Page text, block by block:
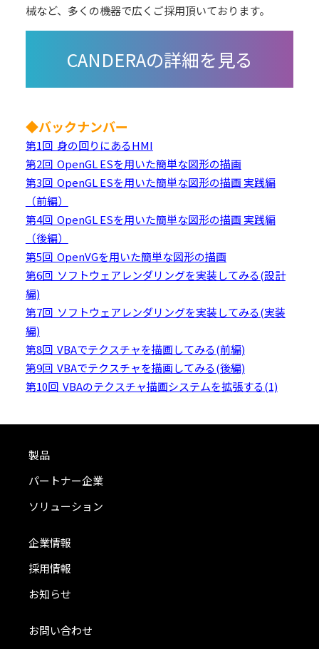
械など、多くの機器で広くご採用頂いております。
◆バックナンバー
第1回 身の回りにあるHMI
第2回 OpenGL ESを用いた簡単な図形の描画
第3回 OpenGL ESを用いた簡単な図形の描画 実践編
（前編）
第4回 OpenGL ESを用いた簡単な図形の描画 実践編
（後編）
第5回 OpenVGを用いた簡単な図形の描画
第6回 ソフトウェアレンダリングを実装してみる(設計
編)
第7回 ソフトウェアレンダリングを実装してみる(実装
編)
第8回 VBAでテクスチャを描画してみる(前編)
第9回 VBAでテクスチャを描画してみる(後編)
第10回 VBAのテクスチャ描画システムを拡張する(1)
製品
パートナー企業
ソリューション
企業情報
採用情報
お知らせ
お問い合わせ